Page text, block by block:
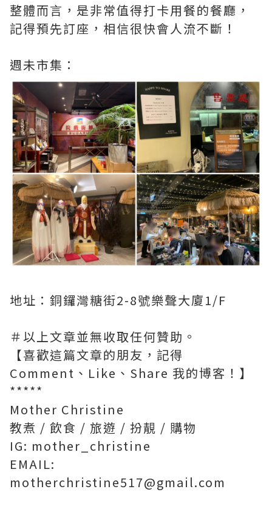
整體而言，是非常值得打卡用餐的餐廳，
記得預先訂座，相信很快會人流不斷！
週未市集：
地址：銅鑼灣糖街2-8號樂聲大廈1/F
＃以上文章並無收取任何贊助。
【喜歡這篇文章的朋友，記得
Comment、Like、Share 我的博客！】
*****
Mother Christine
教煮 / 飲食 / 旅遊 / 扮靚 / 購物
IG: mother_christine
EMAIL:
motherchristine517@gmail.com